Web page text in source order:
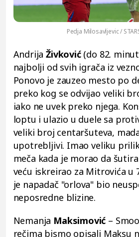
Pedja Milosavljevic /
AndrijaŽivković (do 82.
najbolji od svih igrača iz
Ponovo je zauzeo mesto po
preko kog se odvijao veliki
iako ne uvek preko njega.
loptu i ulazio u duele sa
veliki broj centaršuteva,
upotrebljivi. Imao veliku
meča kada je morao da
veću iskreirao za Mitrovića u
je napadač "orlova" bio
neposredne blizine.
Nemanja Maksimović –
rečima bismo opisali Maksu